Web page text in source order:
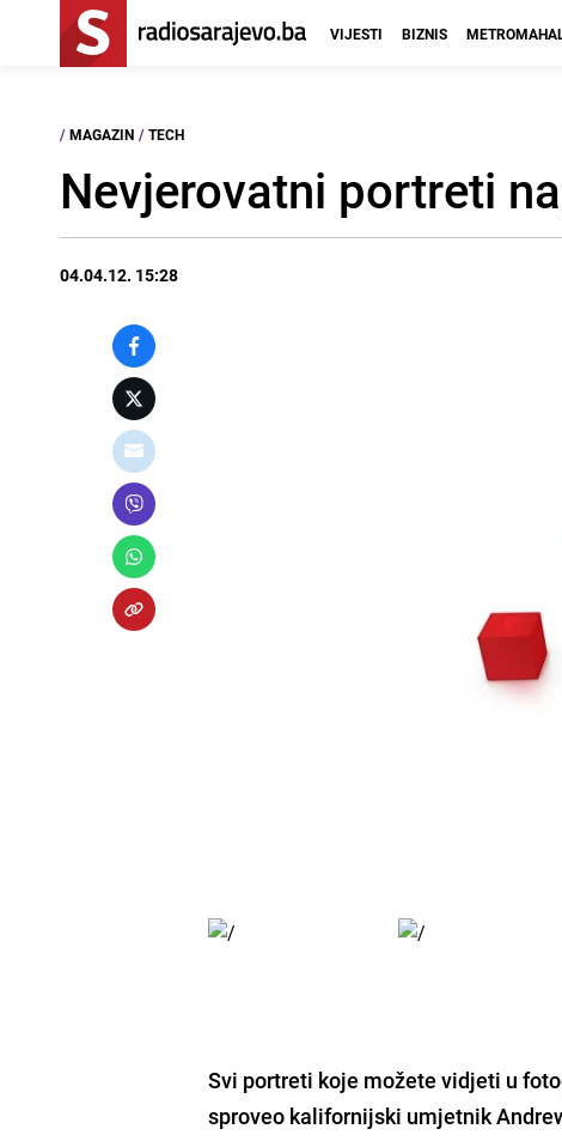
VIJESTI BIZNIS
/ MAGAZIN / TECH
Nevjerovatni portreti
04.04.12. 15:28
Svi portreti koje možete vidjeti u
sproveo kalifornijski umjetnik